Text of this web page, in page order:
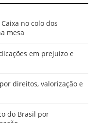
no colo dos
mesa
em prejuízo e
direitos, valorização e
do Brasil por